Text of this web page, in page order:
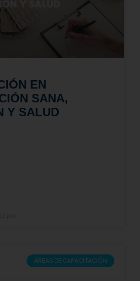
EN
SANA,
Y SALUD
ÁREAS DE CAPACITACIÓN